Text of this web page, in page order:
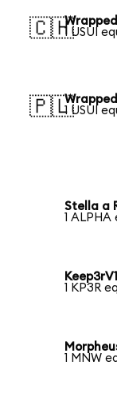
🇨🇭1 USUI
🇵🇱1 USUI
Stella a
1 ALPHA
1 KP3R
1 MNW